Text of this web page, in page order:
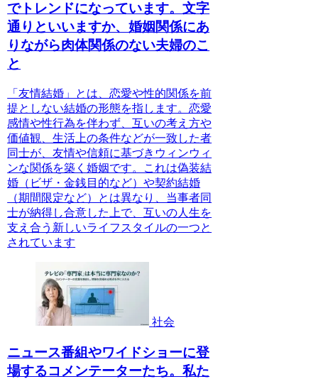
でトレンドになっています。文字
通りといいますか、婚姻関係にあ
りながら肉体関係のない夫婦のこ
と
「友情結婚」とは、恋愛や性的関係を前
提としない結婚の形態を指します。恋愛
感情や性行為を伴わず、互いの考え方や
価値観、生活上の条件などが一致した者
同士が、友情や信頼に基づきウィンウィ
ンな関係を築く婚姻です。これは偽装結
婚（ビザ・金銭目的など）や契約結婚
（期間限定など）とは異なり、当事者同
士が納得し合意した上で、互いの人生を
支え合う新しいライフスタイルの一つと
されています
社会
ニュース番組やワイドショーに登
場するコメンテーターたち。私た